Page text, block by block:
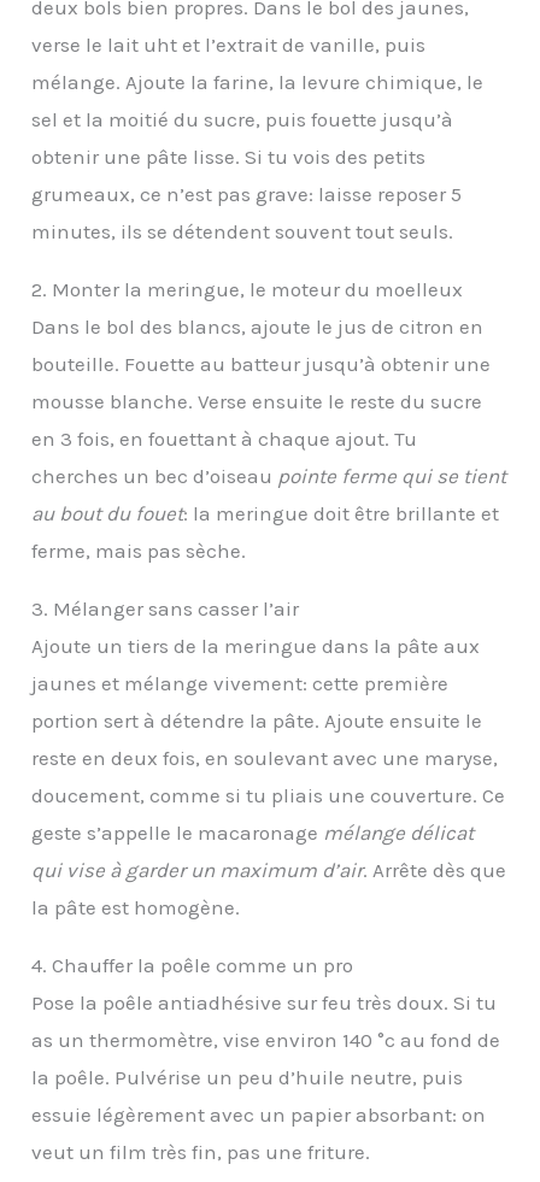
deux bols bien propres. Dans le bol des jaunes,
verse le lait uht et l’extrait de vanille, puis
mélange. Ajoute la farine, la levure chimique, le
sel et la moitié du sucre, puis fouette jusqu’à
obtenir une pâte lisse. Si tu vois des petits
grumeaux, ce n’est pas grave: laisse reposer 5
minutes, ils se détendent souvent tout seuls.
2. Monter la meringue, le moteur du moelleux
Dans le bol des blancs, ajoute le jus de citron en
bouteille. Fouette au batteur jusqu’à obtenir une
mousse blanche. Verse ensuite le reste du sucre
en 3 fois, en fouettant à chaque ajout. Tu
cherches un bec d’oiseau pointe ferme qui se tient
au bout du fouet: la meringue doit être brillante et
ferme, mais pas sèche.
3. Mélanger sans casser l’air
Ajoute un tiers de la meringue dans la pâte aux
jaunes et mélange vivement: cette première
portion sert à détendre la pâte. Ajoute ensuite le
reste en deux fois, en soulevant avec une maryse,
doucement, comme si tu pliais une couverture. Ce
geste s’appelle le macaronage mélange délicat
qui vise à garder un maximum d’air. Arrête dès que
la pâte est homogène.
4. Chauffer la poêle comme un pro
Pose la poêle antiadhésive sur feu très doux. Si tu
as un thermomètre, vise environ 140 °c au fond de
la poêle. Pulvérise un peu d’huile neutre, puis
essuie légèrement avec un papier absorbant: on
veut un film très fin, pas une friture.